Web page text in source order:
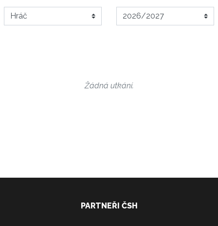
Žádná utkání.
PARTNEŘI ČSH